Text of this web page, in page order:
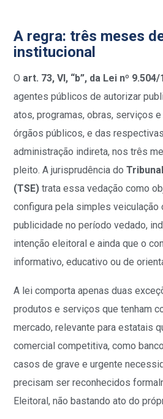
A regra: três meses
institucional
O art. 73, VI, “b”, da Lei nº 9.504/
agentes públicos de autorizar
atos, programas, obras, serviços
órgãos públicos, e das
administração indireta, nos três
pleito. A jurisprudência do
(TSE) trata essa vedação como
configura pela simples veiculação
publicidade no período vedado,
intenção eleitoral e ainda que o
informativo, educativo ou de
A lei comporta apenas duas
produtos e serviços que tenham
mercado, relevante para estatais
comercial competitiva, como
casos de grave e urgente
precisam ser reconhecidos
Eleitoral, não bastando ato do